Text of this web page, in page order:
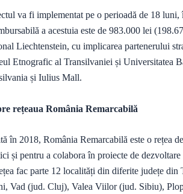
va fi implementat pe o perioadă de 18
a acestuia este de 983.000 lei
Liechtenstein, cu implicarea partenerului
Etnografic al Transilvaniei și Universitatea
și Iulius Mall.
rețeaua România Remarcabilă
în 2018, România Remarcabilă este o rețea
și pentru a colabora în proiecte de
fac parte 12 localități din diferite județe
Vad (jud. Cluj), Valea Viilor (jud. Sibiu),